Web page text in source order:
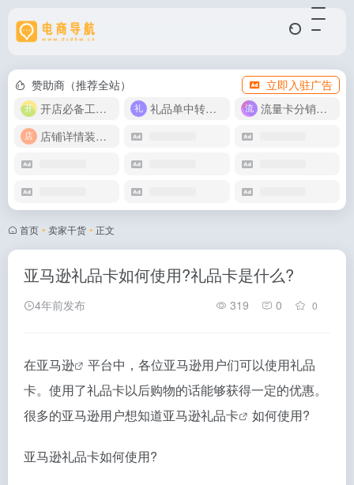
赞助商（推荐全站）
立即入驻广告
开店必备工具箱
礼品单中转同步单
流量卡分销代理
店铺详情装修模版
首页 • 卖家干货 • 正文
亚马逊礼品卡如何使用?礼品卡是什么?
4年前发布 319 0 0
在亚马逊
平台中，各位亚马逊用户们可以使用礼品
卡。使用了礼品卡以后购物的话能够获得一定的优惠。
很多的亚马逊用户想知道亚马逊礼品卡 如何使用?
亚马逊礼品卡如何使用?